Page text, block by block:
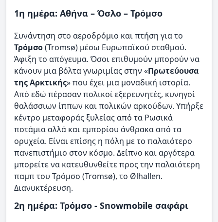
1η ημέρα: Αθήνα – Όσλο – Τρόμσο
Συνάντηση στο αεροδρόμιο και πτήση για το
Τρόμσο(Tromsø) μέσω Ευρωπαϊκού σταθμού.
Άφιξη το απόγευμα. Όσοι επιθυμούν μπορούν να
κάνουν μια βόλτα γνωριμίας στην «Πρωτεύουσα
της Αρκτικής» που έχει μια μοναδική ιστορία.
Από εδώ πέρασαν πολικοί εξερευνητές, κυνηγοί
θαλάσσιων ίππων και πολικών αρκούδων. Υπήρξε
κέντρο μεταφοράς ξυλείας από τα Ρωσικά
ποτάμια αλλά και εμπορίου άνθρακα από τα
ορυχεία. Είναι επίσης η πόλη με το παλαιότερο
πανεπιστήμιο στον κόσμο. Δείπνο και αργότερα
μπορείτε να κατευθυνθείτε προς την παλαιότερη
παμπ του Τρόμσο (Tromsø), το Ølhallen.
Διανυκτέρευση.
2η ημέρα: Τρόμσο - Snowmobile σαφάρι